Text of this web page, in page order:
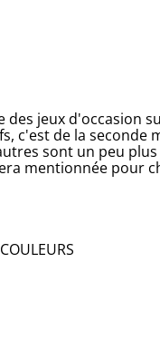
des jeux d'occasion
c'est de la seconde
sont un peu
mentionnée pour